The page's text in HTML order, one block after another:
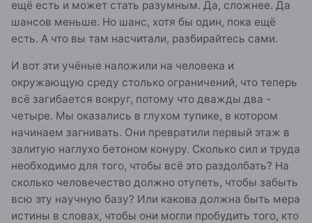
ещё есть и может стать разумным. Да, сложнее. Да
шансов меньше. Но шанс, хотя бы один, пока ещё
есть. А что вы там насчитали, разбирайтесь сами.
И вот эти учёные наложили на человека и
окружающую среду столько ограничений, что теперь
всё загибается вокруг, потому что дважды два -
четыре. Мы оказались в глухом тупике, в котором
начинаем загнивать. Они превратили первый этаж в
залитую наглухо бетоном конуру. Сколько сил и труда
необходимо для того, чтобы всё это раздолбать? На
сколько человечество должно отупеть, чтобы забыть
всю эту научную базу? Или какова должна быть мера
истины в словах, чтобы они могли пробудить того, кто